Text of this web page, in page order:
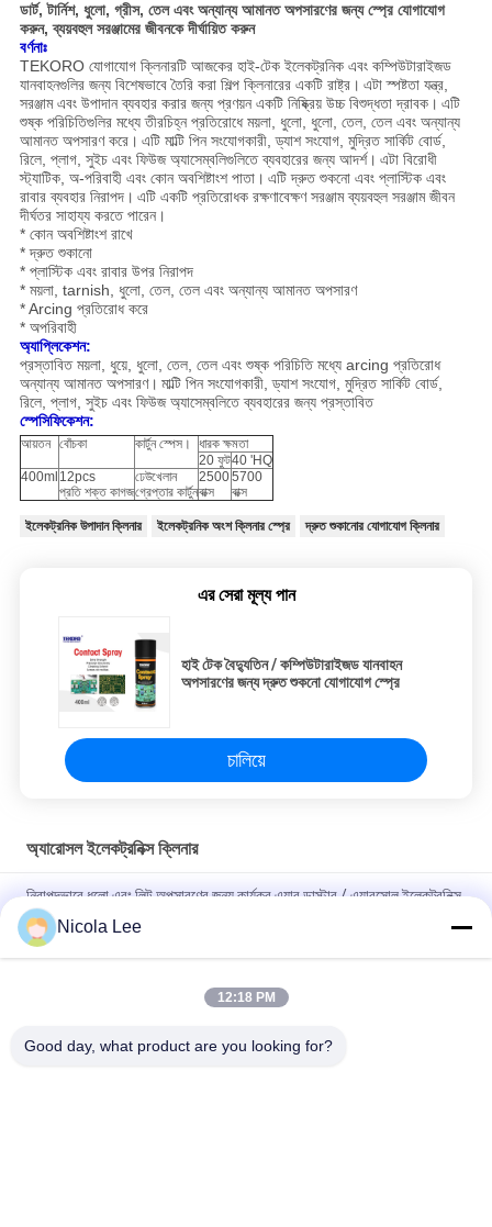
ডার্ট, টার্নিশ, ধুলো, গ্রীস, তেল এবং অন্যান্য আমানত অপসারণের জন্য স্প্রে যোগাযোগ
করুন, ব্যয়বহুল সরঞ্জামের জীবনকে দীর্ঘায়িত করুন
বর্ণনাঃ
TEKORO যোগাযোগ ক্লিনারটি আজকের হাই-টেক ইলেকট্রনিক এবং কম্পিউটারাইজড
যানবাহনগুলির জন্য বিশেষভাবে তৈরি করা শিল্প ক্লিনারের একটি রাষ্ট্র। এটা স্পষ্টতা যন্ত্র,
সরঞ্জাম এবং উপাদান ব্যবহার করার জন্য প্রণয়ন একটি নিষ্ক্রিয় উচ্চ বিশুদ্ধতা দ্রাবক। এটি
শুষ্ক পরিচিতিগুলির মধ্যে তীরচিহ্ন প্রতিরোধে ময়লা, ধুলো, ধুলো, তেল, তেল এবং অন্যান্য
আমানত অপসারণ করে। এটি মাল্টি পিন সংযোগকারী, ড্যাশ সংযোগ, মুদ্রিত সার্কিট বোর্ড,
রিলে, প্লাগ, সুইচ এবং ফিউজ অ্যাসেম্বলিগুলিতে ব্যবহারের জন্য আদর্শ। এটা বিরোধী
স্ট্যাটিক, অ-পরিবাহী এবং কোন অবশিষ্টাংশ পাতা। এটি দ্রুত শুকনো এবং প্লাস্টিক এবং
রাবার ব্যবহার নিরাপদ। এটি একটি প্রতিরোধক রক্ষণাবেক্ষণ সরঞ্জাম ব্যয়বহুল সরঞ্জাম জীবন
দীর্ঘতর সাহায্য করতে পারেন।
* কোন অবশিষ্টাংশ রাখে
* দ্রুত শুকানো
* প্লাস্টিক এবং রাবার উপর নিরাপদ
* ময়লা, tarnish, ধুলো, তেল, তেল এবং অন্যান্য আমানত অপসারণ
* Arcing প্রতিরোধ করে
* অপরিবাহী
অ্যাপ্লিকেশন:
প্রস্তাবিত ময়লা, ধুয়ে, ধুলো, তেল, তেল এবং শুষ্ক পরিচিতি মধ্যে arcing প্রতিরোধ
অন্যান্য আমানত অপসারণ। মাল্টি পিন সংযোগকারী, ড্যাশ সংযোগ, মুদ্রিত সার্কিট বোর্ড,
রিলে, প্লাগ, সুইচ এবং ফিউজ অ্যাসেম্বলিতে ব্যবহারের জন্য প্রস্তাবিত
স্পেসিফিকেশন:
আয়তন বোঁচকা কার্টুন স্পেস।
ধারক ক্ষমতা
20 ফুট40 'HQ
400ml 12pcs
প্রতি শক্ত কাগজ
ঢেউখেলান
গ্রেপ্তার কার্টুন
2500
বাক্স
5700
বাক্স
ইলেকট্রনিক উপাদান ক্লিনার ইলেকট্রনিক অংশ ক্লিনার স্প্রে দ্রুত শুকানোর যোগাযোগ ক্লিনার
এর সেরা মূল্য পান
হাই টেক বৈদ্যুতিন / কম্পিউটারাইজড যানবাহন
অপসারণের জন্য দ্রুত শুকনো যোগাযোগ স্প্রে
চালিয়ে
অ্যারোসল ইলেকট্রনিক্স ক্লিনার
নিরাপদভাবে ধুলো এবং লিন্ট অপসারণের জন্য কার্যকর এয়ার ডাস্টার / এয়ারসোল ইলেকট্রনিক্স
ক্লিনার
152A ডাস্টার & লিন্ট রিমোভার সূক্ষ্ম সূক্ষ্ম যন্ত্রপাতি এবং হার্ড টু টু অ্যাক্সেস এলাকায়
হাই টেক বৈদ্যুতিন / কম্পিউটারাইজড যানবাহন অপসারণের জন্য দ্রুত শুকনো যোগাযোগ
Nicola Lee
12:18 PM
Good day, what product are you looking for?